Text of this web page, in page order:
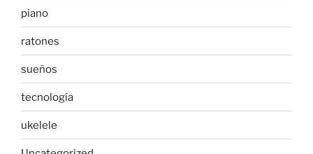
piano
ratones
sueños
tecnología
ukelele